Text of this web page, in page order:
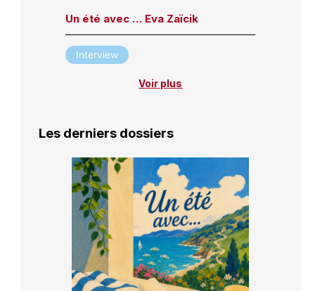
Un été avec … Eva Zaïcik
Interview
Voir plus
Les derniers dossiers